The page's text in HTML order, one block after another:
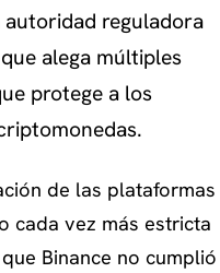
reguladora
alega múltiples
protege a los
de las plataformas
cada vez más estricta
Binance no cumplió